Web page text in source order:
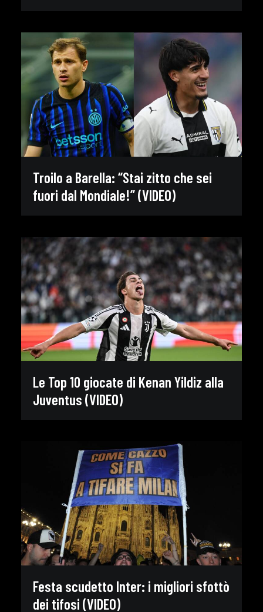
Troilo a Barella: “Stai zitto che sei
fuori dal Mondiale!” (VIDEO)
Le Top 10 giocate di Kenan Yildiz alla
Juventus (VIDEO)
Festa scudetto Inter: i migliori sfottò
dei tifosi (VIDEO)